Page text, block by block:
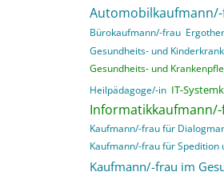
Bürokaufmann/-frau
Gesundheits- und
Gesundheits- und
Heilpädagoge/-in IT-
Kaufmann/-frau für
Kaufmann/-frau für Spedition
Kaufmann/-frau im